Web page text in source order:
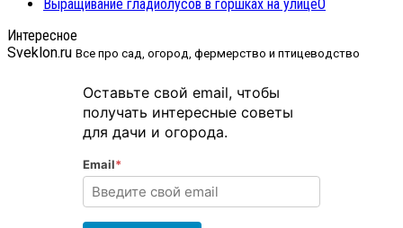
Выращивание гладиолусов в горшках на улице0
Интересное
Sveklon.ru Все про сад, огород, фермерство и птицеводство
Оставьте свой email, чтобы
получать интересные советы
для дачи и огорода.
Email*